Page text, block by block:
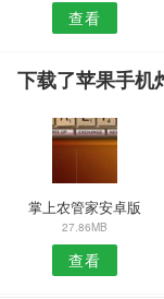
查看
下载了苹果手机
掌上农管家安卓版
27.86MB
查看